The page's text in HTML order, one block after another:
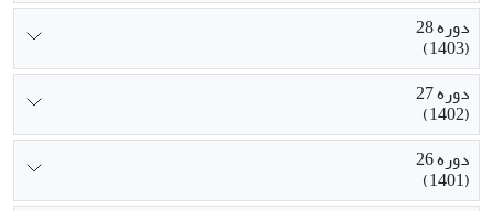
دوره 28
(1403)
دوره 27
(1402)
دوره 26
(1401)